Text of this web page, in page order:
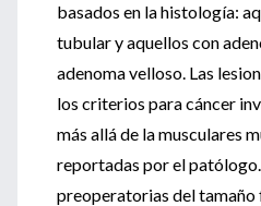
basados en la histología:
tubular y aquellos con
adenoma velloso. Las
los criterios para cáncer
más allá de la musculares
reportadas por el
preoperatorias del